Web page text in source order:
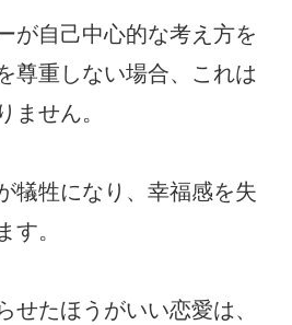
が自己中心的な考え方を
尊重しない場合、これは
ません。
犠牲になり、幸福感を失
す。
せたほうがいい恋愛は、